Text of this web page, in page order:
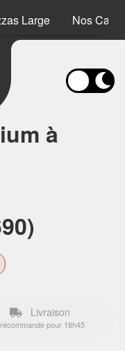
Large Nos
à
Livraison
pour 18h45